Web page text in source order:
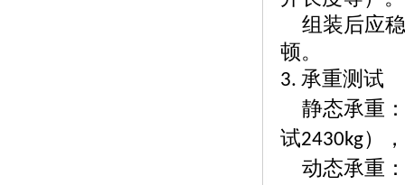
组装后应
顿。
3. 承重测试
静态承重
试2430kg）
动态承重